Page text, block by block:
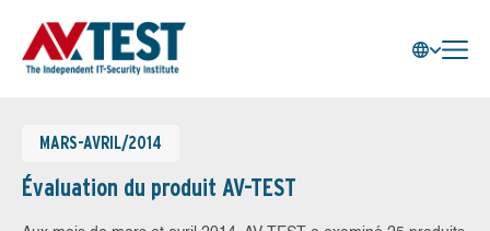
MARS-AVRIL/2014
Évaluation du produit AV-TEST